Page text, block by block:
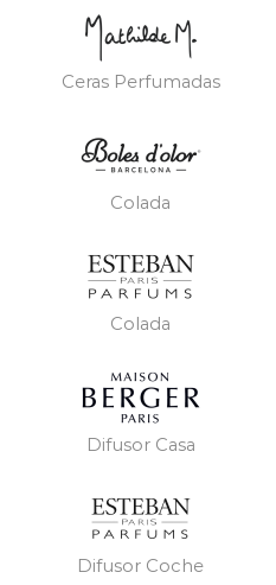
Ceras Perfumadas
Colada
Colada
Difusor Casa
Difusor Coche